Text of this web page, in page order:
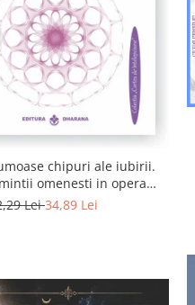
chipuri ale iubirii.
omenesti in opera
initiat, Rumi
Lei34,89 Lei